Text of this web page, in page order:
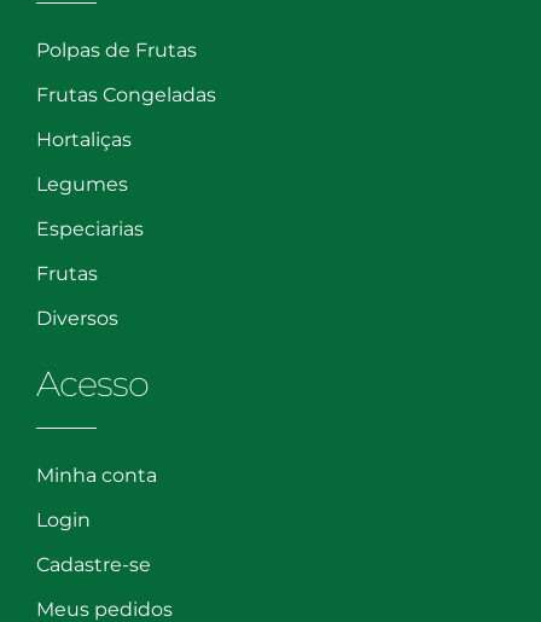
Polpas de Frutas
Frutas Congeladas
Hortaliças
Legumes
Especiarias
Frutas
Diversos
Acesso
Minha conta
Login
Cadastre-se
Meus pedidos